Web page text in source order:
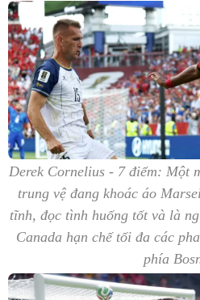
Derek Cornelius - 7 điểm: Một
trung vệ đang khoác áo
tĩnh, đọc tình huống tốt và là
Canada hạn chế tối đa các
phía